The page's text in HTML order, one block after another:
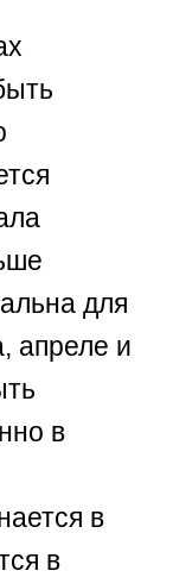
для
апреле и
в
в
в